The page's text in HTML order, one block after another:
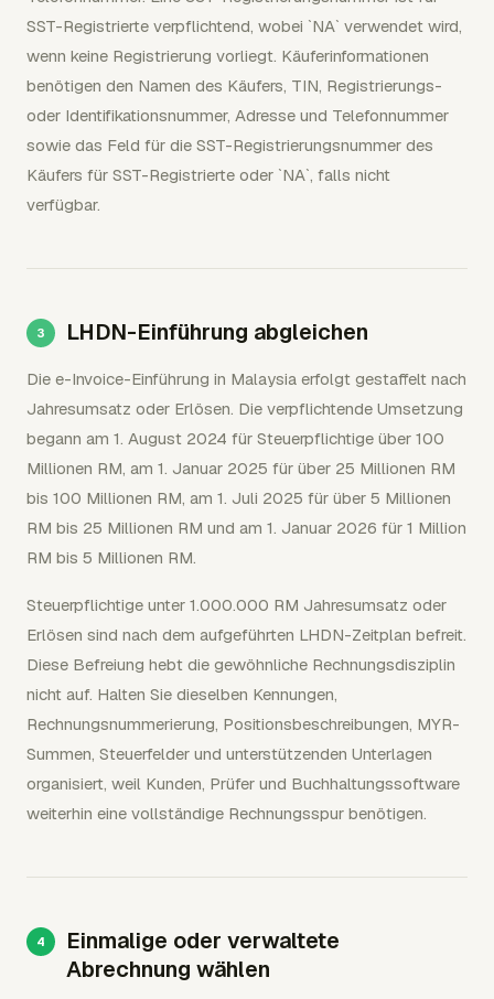
SST-Registrierte verpflichtend, wobei `NA` verwendet wird,
wenn keine Registrierung vorliegt. Käuferinformationen
benötigen den Namen des Käufers, TIN, Registrierungs-
oder Identifikationsnummer, Adresse und Telefonnummer
sowie das Feld für die SST-Registrierungsnummer des
Käufers für SST-Registrierte oder `NA`, falls nicht
verfügbar.
LHDN-Einführung abgleichen
Die e-Invoice-Einführung in Malaysia erfolgt gestaffelt nach
Jahresumsatz oder Erlösen. Die verpflichtende Umsetzung
begann am 1. August 2024 für Steuerpflichtige über 100
Millionen RM, am 1. Januar 2025 für über 25 Millionen RM
bis 100 Millionen RM, am 1. Juli 2025 für über 5 Millionen
RM bis 25 Millionen RM und am 1. Januar 2026 für 1 Million
RM bis 5 Millionen RM.
Steuerpflichtige unter 1.000.000 RM Jahresumsatz oder
Erlösen sind nach dem aufgeführten LHDN-Zeitplan befreit.
Diese Befreiung hebt die gewöhnliche Rechnungsdisziplin
nicht auf. Halten Sie dieselben Kennungen,
Rechnungsnummerierung, Positionsbeschreibungen, MYR-
Summen, Steuerfelder und unterstützenden Unterlagen
organisiert, weil Kunden, Prüfer und Buchhaltungssoftware
weiterhin eine vollständige Rechnungsspur benötigen.
Einmalige oder verwaltete
Abrechnung wählen